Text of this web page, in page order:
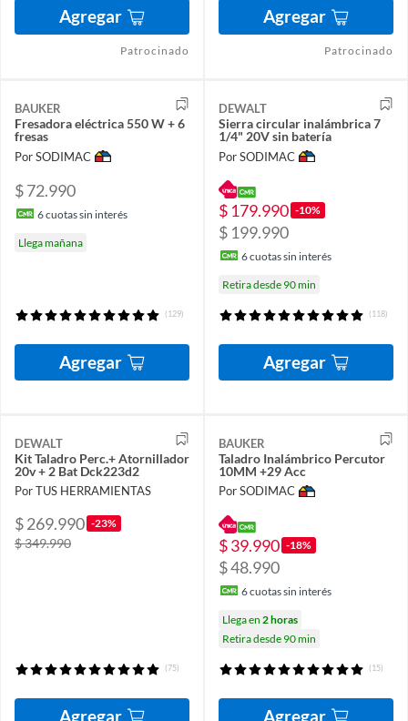
Agregar
Patrocinado
Agregar
Patrocinado
BAUKER
Fresadora eléctrica 550 W + 6
fresas
Por SODIMAC
$ 72.990
6cuotas sin interés
Llega mañana
(129)
Agregar
DEWALT
Sierra circular inalámbrica 7
1/4" 20V sin batería
Por SODIMAC
$ 179.990 -10%
$ 199.990
6cuotas sin interés
Retira desde 90 min
(118)
Agregar
DEWALT
Kit Taladro Perc.+ Atornillador
20v + 2 Bat Dck223d2
Por TUS HERRAMIENTAS
$ 269.990 -23%
$ 349.990
(75)
Agregar
BAUKER
Taladro Inalámbrico Percutor
10MM +29 Acc
Por SODIMAC
$ 39.990 -18%
$ 48.990
6cuotas sin interés
Llega en 2 horas
Retira desde 90 min
(15)
Agregar